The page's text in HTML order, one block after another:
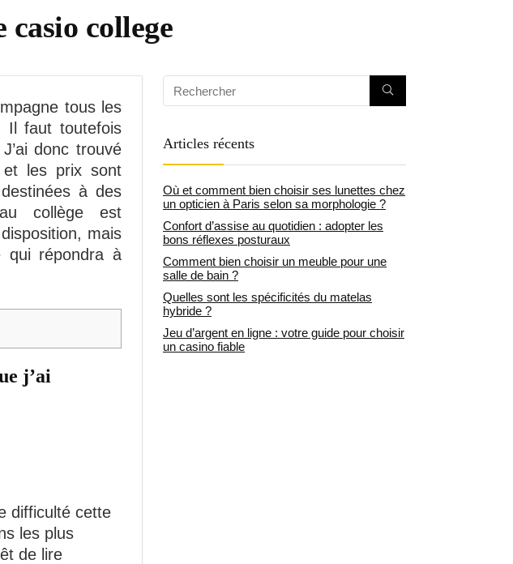
college
tous les
Il faut toutefois
donc trouvé
et les prix sont
à des
collège est
mais
qui répondra à
j’ai
difficulté cette
les plus
de lire
Articles récents
Où et comment bien choisir ses lunettes chez
un opticien à Paris selon sa morphologie ?
Confort d’assise au quotidien : adopter les
bons réflexes posturaux
Comment bien choisir un meuble pour une
salle de bain ?
Quelles sont les spécificités du matelas
hybride ?
Jeu d’argent en ligne : votre guide pour choisir
un casino fiable